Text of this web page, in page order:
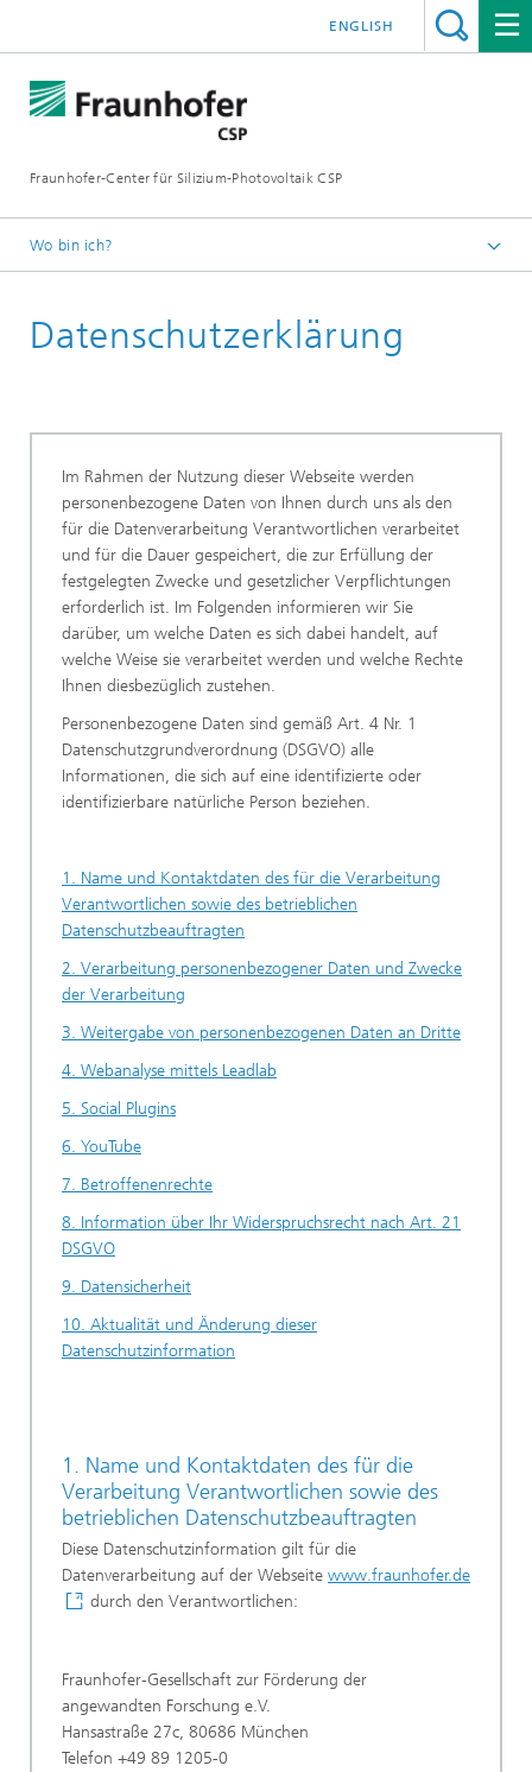
Fraunhofer-Center für Silizium-Photovoltaik CSP
ENGLISH
Wo bin ich?
Datenschutzerklärung
Im Rahmen der Nutzung dieser Webseite werden
personenbezogene Daten von Ihnen durch uns als den
für die Datenverarbeitung Verantwortlichen verarbeitet
und für die Dauer gespeichert, die zur Erfüllung der
festgelegten Zwecke und gesetzlicher Verpflichtungen
erforderlich ist. Im Folgenden informieren wir Sie
darüber, um welche Daten es sich dabei handelt, auf
welche Weise sie verarbeitet werden und welche Rechte
Ihnen diesbezüglich zustehen.
Personenbezogene Daten sind gemäß Art. 4 Nr. 1
Datenschutzgrundverordnung (DSGVO) alle
Informationen, die sich auf eine identifizierte oder
identifizierbare natürliche Person beziehen.
1. Name und Kontaktdaten des für die Verarbeitung
Verantwortlichen sowie des betrieblichen
Datenschutzbeauftragten
2. Verarbeitung personenbezogener Daten und Zwecke
der Verarbeitung
3. Weitergabe von personenbezogenen Daten an Dritte
4. Webanalyse mittels Leadlab
5. Social Plugins
6. YouTube
7. Betroffenenrechte
8. Information über Ihr Widerspruchsrecht nach Art. 21
DSGVO
9. Datensicherheit
10. Aktualität und Änderung dieser
Datenschutzinformation
1. Name und Kontaktdaten des für die
Verarbeitung Verantwortlichen sowie des
betrieblichen Datenschutzbeauftragten
Diese Datenschutzinformation gilt für die
Datenverarbeitung auf der Webseite www.fraunhofer.de
durch den Verantwortlichen:
Fraunhofer-Gesellschaft zur Förderung der
angewandten Forschung e.V.
Hansastraße 27c, 80686 München
Telefon +49 89 1205-0